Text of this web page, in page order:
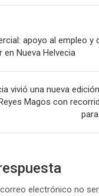
at
s
A
p
p
ke
n
m
p
ar
tir
apoyo al empleo y
en Nueva Helvecia
vivió una nueva
Magos con
electrónico no